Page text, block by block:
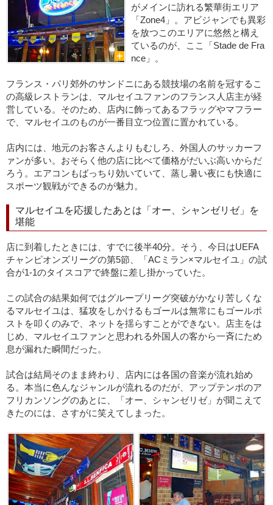
がメインに訪れる繁華街エリア
「Zone4」。アビジャンでも異彩
を放つこのエリアに悠然と構え
ているのが、ここ「Stade de Fra
nce」。
フランス・パリ郊外のサンドニにある競技場の名前を冠するこ
の高級レストランは、マルセイユファンのフランス人店主が経
営している。そのため、店内に飾ってあるフラッグやマフラー
で、マルセイユのものが一番目立つ位置に置かれている。
店内には、地元のお客さんよりもむしろ、外国人のサッカーフ
ァンが多い。おそらく他の店に比べて価格がだいぶ高いからだ
ろう。エアコンもばっちり効いていて、蒸し暑い夜にも快適に
スポーツ観戦ができるのが魅力。
マルセイユを応援したあとは「オー、シャンゼリゼ」を
堪能
店に到着したときには、すでに後半40分。そう、今日はUEFA
チャンピオンズリーグの第5節、「ACミラン×マルセイユ」の試
合が1-1のタイスコアで終盤に差し掛かっていた。
この試合の結果如何ではグループリーグ突破がかなり苦しくな
るマルセイユは、猛攻をしかけるもゴールは無常にもゴールポ
ストを叩くのみで、ネットを揺らすことができない。店主をは
じめ、マルセイユファンと思われる外国人の客から一斉にため
息が漏れた瞬間だった。
試合は結局そのまま終わり、店内には各国の音楽が流れ始め
る。本当に色んなジャンルが流れるのだが、アップテンポのア
フリカンソングのあとに、「オー、シャンゼリゼ」が聞こえて
きたのには、さすがに笑えてしまった。